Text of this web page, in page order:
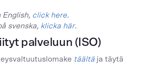
English, click here.
svenska, klicka här.
palveluun (ISO)
täältä ja täytä